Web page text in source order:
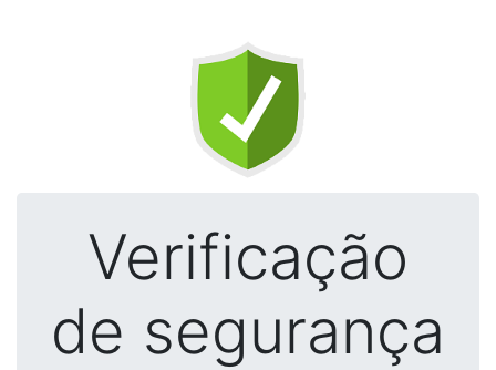
Verificação
de segurança